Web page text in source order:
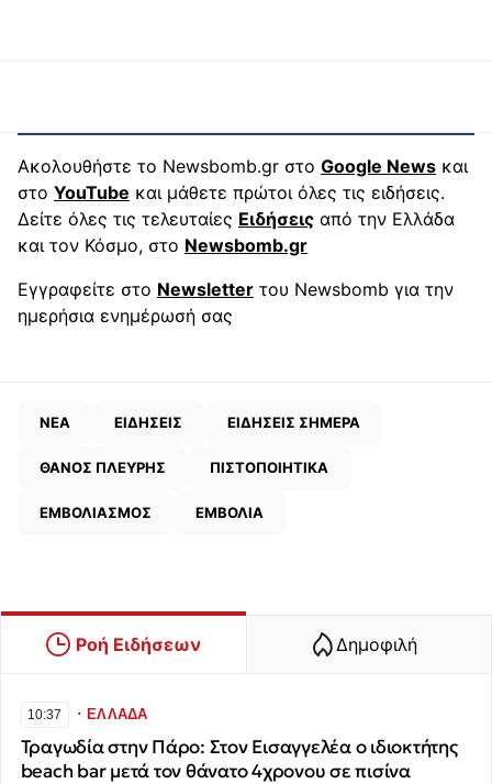
Ακολουθήστε το Newsbomb.gr στο Google News και
στο YouTube και μάθετε πρώτοι όλες τις ειδήσεις.
Δείτε όλες τις τελευταίες Ειδήσεις από την Ελλάδα
και τον Κόσμο, στο Newsbomb.gr
Εγγραφείτε στο Newsletter του Newsbomb για την
ημερήσια ενημέρωσή σας
ΝΕΑ ΕΙΔΗΣΕΙΣ ΕΙΔΗΣΕΙΣ ΣΗΜΕΡΑ
ΘΑΝΟΣ ΠΛΕΥΡΗΣ ΠΙΣΤΟΠΟΙΗΤΙΚΑ
ΕΜΒΟΛΙΑΣΜΟΣ ΕΜΒΟΛΙΑ
Ροή Ειδήσεων Δημοφιλή
10:37 ∙ΕΛΛΑΔΑ
Τραγωδία στην Πάρο: Στον Εισαγγελέα ο ιδιοκτήτης
beach bar μετά τον θάνατο 4χρονου σε πισίνα